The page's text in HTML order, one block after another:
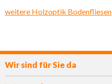
weitere Holzoptik Bodenfliesen
Wir sind für Sie da